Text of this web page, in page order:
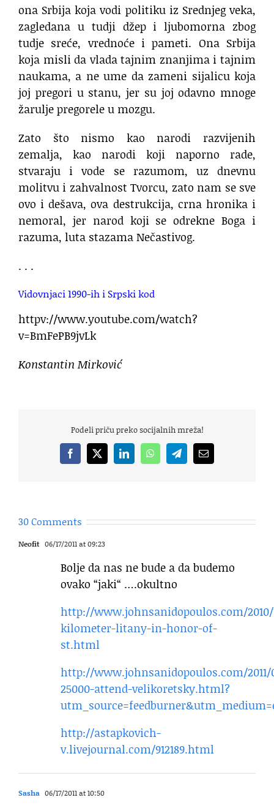
ona Srbija koja vodi politiku iz Srednjeg veka,
zagledana u tudji džep i ljubomorna zbog
tudje sreće, vrednoće i pameti. Ona Srbija
koja misli da vlada tajnim znanjima i tajnim
naukama, a ne ume da zameni sijalicu koja
joj pregori u stanu, jer su joj odavno mnoge
žarulje pregorele u mozgu.
Zato što nismo kao narodi razvijenih
zemalja, kao narodi koji naporno rade,
stvaraju i vode se razumom, uz dnevnu
molitvu i zahvalnost Tvorcu, zato nam se sve
ovo i dešava, ova destrukcija, crna hronika i
nemoral, jer narod koji se odrekne Boga i
razuma, luta stazama Nečastivog.
. . .
Vidovnjaci 1990-ih i Srpski kod
httpv://www.youtube.com/watch?
v=BmFePB9jvLk
Konstantin Mirković
Podeli priču preko socijalnih mreža!
Facebook
X LinkedInWhatsAppTelegramEmail
30 Comments
Neofit 06/17/2011 at 09:23
Bolje da nas ne bude a da budemo
ovako “jaki“ ….okultno
http://www.johnsanidopoulos.com/2010/
kilometer-litany-in-honor-of-
st.html
http://www.johnsanidopoulos.com/
25000-attend-velikoretsky.html?
http://astapkovich-
v.livejournal.com/912189.html
Sasha 06/17/2011 at 10:50